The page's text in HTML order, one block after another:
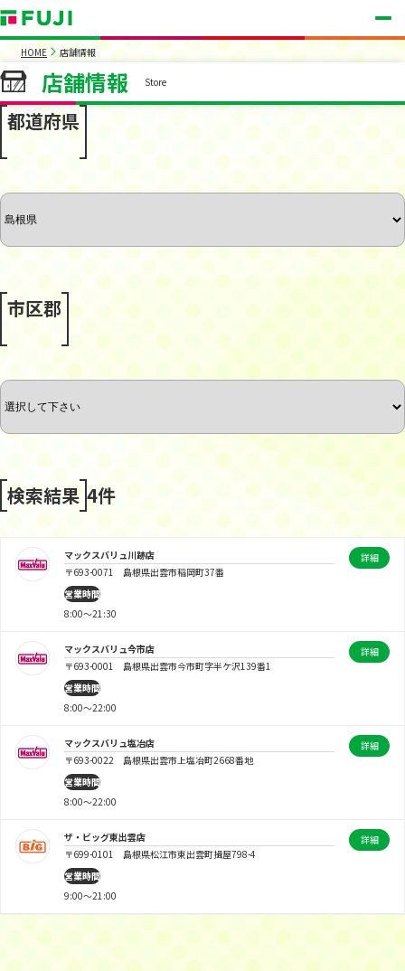
HOME 店舗情報
店舗情報 Store
都道府県
市区郡
検索結果 4件
マックスバリュ川跡店
〒693-0071 島根県出雲市稲岡町37番
営業時間
8:00～21:30
詳細
マックスバリュ今市店
〒693-0001 島根県出雲市今市町字半ケ沢139番1
営業時間
8:00～22:00
詳細
マックスバリュ塩冶店
〒693-0022 島根県出雲市上塩冶町2668番地
営業時間
8:00～22:00
詳細
ザ・ビッグ東出雲店
〒699-0101 島根県松江市東出雲町揖屋798-4
営業時間
9:00～21:00
詳細